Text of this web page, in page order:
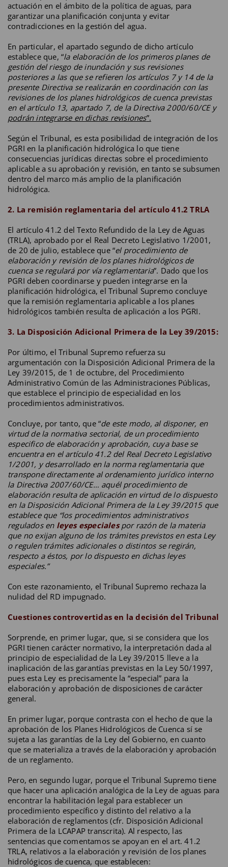
actuación en el ámbito de la política de aguas, para
garantizar una planificación conjunta y evitar
contradicciones en la gestión del agua.
En particular, el apartado segundo de dicho artículo
establece que, “la elaboración de los primeros planes de
gestión del riesgo de inundación y sus revisiones
posteriores a las que se refieren los artículos 7 y 14 de la
presente Directiva se realizarán en coordinación con las
revisiones de los planes hidrológicos de cuenca previstas
en el artículo 13, apartado 7, de la Directiva 2000/60/CE y
podrán integrarse en dichas revisiones”.
Según el Tribunal, es esta posibilidad de integración de los
PGRI en la planificación hidrológica lo que tiene
consecuencias jurídicas directas sobre el procedimiento
aplicable a su aprobación y revisión, en tanto se subsumen
dentro del marco más amplio de la planificación
hidrológica.
2. La remisión reglamentaria del artículo 41.2 TRLA
El artículo 41.2 del Texto Refundido de la Ley de Aguas
(TRLA), aprobado por el Real Decreto Legislativo 1/2001,
de 20 de julio, establece que “el procedimiento de
elaboración y revisión de los planes hidrológicos de
cuenca se regulará por vía reglamentaria”. Dado que los
PGRI deben coordinarse y pueden integrarse en la
planificación hidrológica, el Tribunal Supremo concluye
que la remisión reglamentaria aplicable a los planes
hidrológicos también resulta de aplicación a los PGRI.
3. La Disposición Adicional Primera de la Ley 39/2015:
Por último, el Tribunal Supremo refuerza su
argumentación con la Disposición Adicional Primera de la
Ley 39/2015, de 1 de octubre, del Procedimiento
Administrativo Común de las Administraciones Públicas,
que establece el principio de especialidad en los
procedimientos administrativos.
Concluye, por tanto, que “de este modo, al disponer, en
virtud de la normativa sectorial, de un procedimiento
especifico de elaboración y aprobación, cuya base se
encuentra en el artículo 41.2 del Real Decreto Legislativo
1/2001, y desarrollado en la norma reglamentaria que
transpone directamente al ordenamiento jurídico interno
la Directiva 2007/60/CE… aquél procedimiento de
elaboración resulta de aplicación en virtud de lo dispuesto
en la Disposición Adicional Primera de la Ley 39/2015 que
establece que “los procedimientos administrativos
regulados en leyes especialespor razón de la materia
que no exijan alguno de los trámites previstos en esta Ley
o regulen trámites adicionales o distintos se regirán,
respecto a éstos, por lo dispuesto en dichas leyes
especiales.”
Con este razonamiento, el Tribunal Supremo rechaza la
nulidad del RD impugnado.
Cuestiones controvertidas en la decisión del Tribunal
Sorprende, en primer lugar, que, si se considera que los
PGRI tienen carácter normativo, la interpretación dada al
principio de especialidad de la Ley 39/2015 lleve a la
inaplicación de las garantías previstas en la Ley 50/1997,
pues esta Ley es precisamente la “especial” para la
elaboración y aprobación de disposiciones de carácter
general.
En primer lugar, porque contrasta con el hecho de que la
aprobación de los Planes Hidrológicos de Cuenca sí se
sujeta a las garantías de la Ley del Gobierno, en cuanto
que se materializa a través de la elaboración y aprobación
de un reglamento.
Pero, en segundo lugar, porque el Tribunal Supremo tiene
que hacer una aplicación analógica de la Ley de aguas para
encontrar la habilitación legal para establecer un
procedimiento específico y distinto del relativo a la
elaboración de reglamentos (cfr. Disposición Adicional
Primera de la LCAPAP transcrita). Al respecto, las
sentencias que comentamos se apoyan en el art. 41.2
TRLA, relativos a la elaboración y revisión de los planes
hidrológicos de cuenca, que establecen: